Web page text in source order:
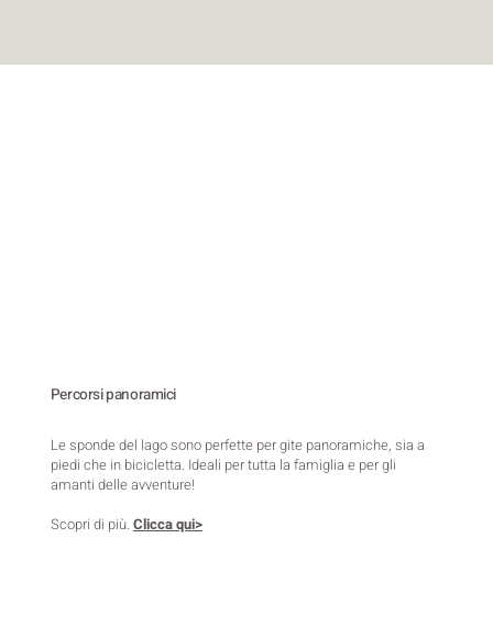
Percorsi panoramici
Le sponde del lago sono perfette per gite panoramiche, sia a
piedi che in bicicletta. Ideali per tutta la famiglia e per gli
amanti delle avventure!
Scopri di più. Clicca qui>